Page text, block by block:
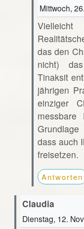
Mittwoch,
das den
nicht)
Tinaksit
jährigen
einziger
messbare
dass auch
freisetzen.
Antworten
Claudia
Dienstag, 12.